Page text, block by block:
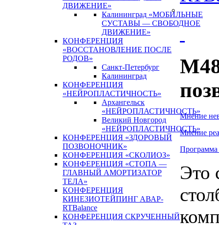
ДВИЖЕНИЕ»
Калининград «МОБИЛЬНЫЕ
СУСТАВЫ — СВОБОДНОЕ
ДВИЖЕНИЕ»
КОНФЕРЕНЦИЯ
«ВОССТАНОВЛЕНИЕ ПОСЛЕ
РОДОВ»
Санкт-Петербург
Калининград
КОНФЕРЕНЦИЯ
«НЕЙРОПЛАСТИЧНОСТЬ»
Архангельск
«НЕЙРОПЛАСТИЧНОСТЬ»
Великий Новгород
«НЕЙРОПЛАСТИЧНОСТЬ»
КОНФЕРЕНЦИЯ «ЗДОРОВЫЙ
ПОЗВОНОЧНИК»
КОНФЕРЕНЦИЯ «СКОЛИОЗ»
КОНФЕРЕНЦИЯ «СТОПА —
ГЛАВНЫЙ АМОРТИЗАТОР
ТЕЛА»
КОНФЕРЕНЦИЯ
КИНЕЗИОТЕЙПИНГ АВАР-
RTBalance
КОНФЕРЕНЦИЯ СКРУЧЕННЫЙ
Мнение
Мнение
Программа
Это